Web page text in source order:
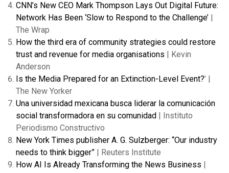
CNN’s New CEO Mark Thompson Lays Out Digital Future:
Network Has Been ‘Slow to Respond to the Challenge’
The Wrap
How the third era of community strategies could restore
trust and revenue for media organisations | Kevin
Anderson
Is the Media Prepared for an Extinction-Level Event?’ |
The New Yorker
Una universidad mexicana busca liderar la comunicación
social transformadora en su comunidad
| Instituto
Periodismo Constructivo
New York Times publisher A. G. Sulzberger: “Our industry
needs to think bigger” | Reuters Institute
How AI Is Already Transforming the News Business